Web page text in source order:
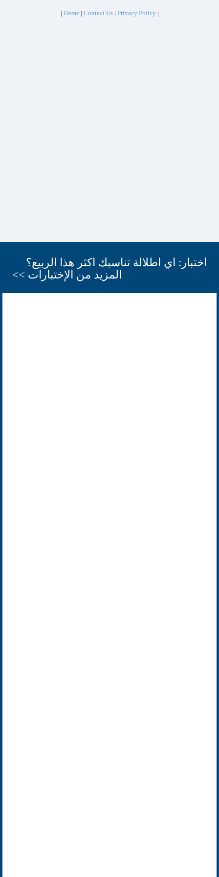
Home|Contact Us|Privacy Policy
|
اختبار: اي اطلالة تناسبك اكثر هذا الربيع؟
المزيد من الإختبارات >>